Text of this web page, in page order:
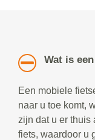
Wat is
Een mobiele
naar u toe komt,
zijn dat u er thuis
fiets, waardoor u